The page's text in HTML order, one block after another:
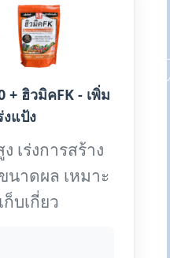
+ ฮิวมิคFK - เพิ่ม
งแป้ง
เร่งการสร้าง
นาดผล เหมาะ
บเกี่ยว